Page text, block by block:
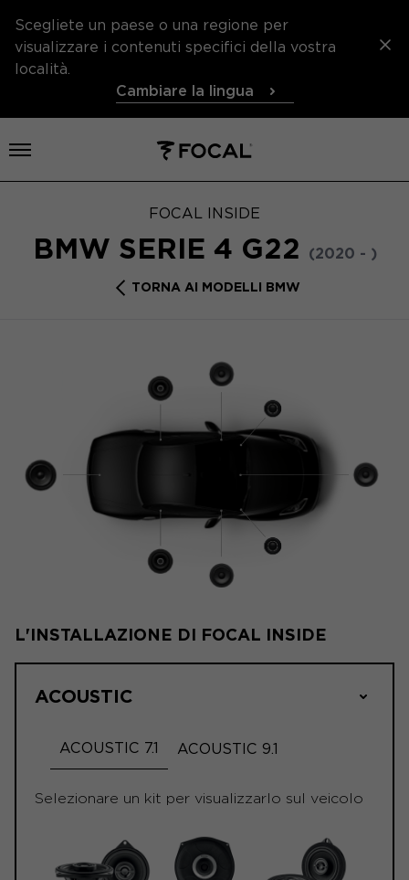
Scegliete un paese o una regione per
visualizzare i contenuti specifici della vostra
località.
Cambiare la lingua
Aprire il menu
FOCAL INSIDE
BMW SERIE 4 G22 (2020 - )
TORNA AI MODELLI BMW
L'INSTALLAZIONE DI FOCAL INSIDE
ACOUSTIC
ACOUSTIC 7.1 ACOUSTIC 9.1
Selezionare un kit per visualizzarlo sul veicolo